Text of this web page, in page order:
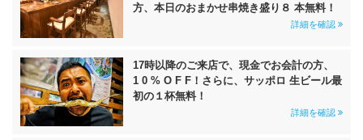
方、本日のおまかせ串焼き盛り８ 本無料！
詳細を確認
17時以降のご来店で、現金でお会計の方、
1 0 % O F F！さらに、サッポロ 生ビール最
初の１杯無料！
詳細を確認